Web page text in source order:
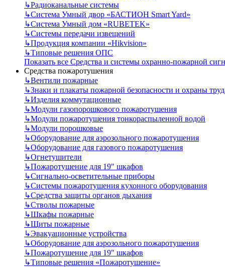
↳Радиоканальные системы
↳Система Умный двор «БАСТИОН Smart Yard»
↳Система Умный дом «RUBETEK»
↳Системы передачи извещений
↳Продукция компании «Hikvision»
↳Типовые решения ОПС
Показать все Средства и системы охранно-пожарной
Средства пожаротушения
↳Вентили пожарные
↳Знаки и плакаты пожарной безопасности и охраны
↳Изделия коммутационные
↳Модули газопорошкового пожаротушения
↳Модули пожаротушения тонкораспыленной водой
↳Модули порошковые
↳Оборудование для аэрозольного пожаротушения
↳Оборудование для газового пожаротушения
↳Огнетушители
↳Пожаротушение для 19" шкафов
↳Сигнально-осветительные приборы
↳Системы пожаротушения кухонного оборудования
↳Средства защиты органов дыхания
↳Стволы пожарные
↳Шкафы пожарные
↳Щиты пожарные
↳Эвакуационные устройства
↳Оборудование для аэрозольного пожаротушения
↳Пожаротушение для 19" шкафов
↳Типовые решения «Пожаротушение»